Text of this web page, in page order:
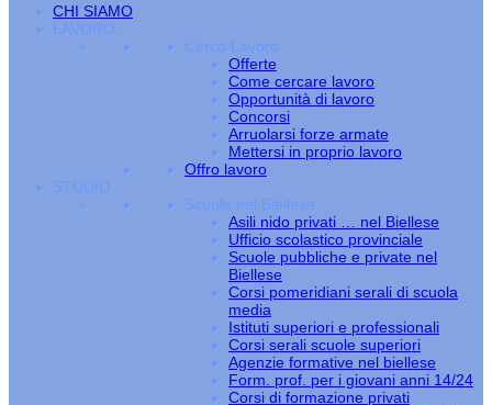
CHI SIAMO
LAVORO
Cerco Lavoro
Offerte
Come cercare lavoro
Opportunità di lavoro
Concorsi
Arruolarsi forze armate
Mettersi in proprio lavoro
Offro lavoro
STUDIO
Scuole nel Biellese
Asili nido privati … nel Biellese
Ufficio scolastico provinciale
Scuole pubbliche e private nel
Biellese
Corsi pomeridiani serali di scuola
media
Istituti superiori e professionali
Corsi serali scuole superiori
Agenzie formative nel biellese
Form. prof. per i giovani anni 14/24
Corsi di formazione privati